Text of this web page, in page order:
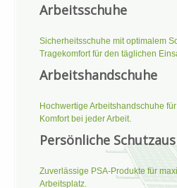
Arbeitsschuhe
Sicherheitsschuhe mit optimalem
Tragekomfort für den täglichen
Arbeitshandschuhe
Hochwertige Arbeitshandschuhe
Komfort bei jeder Arbeit.
Persönliche
Zuverlässige PSA-Produkte für
Arbeitsplatz.